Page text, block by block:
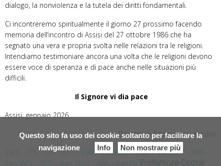
Questo sito fa uso dei cookie soltanto per facilitare la
navigazione
Info Non mostrare più
dialogo, la nonviolenza e la tutela dei diritti fondamentali.
Ci incontreremo spiritualmente il giorno 27 prossimo facendo
memoria dell’incontro di Assisi del 27 ottobre 1986 che ha
segnato una vera e propria svolta nelle relazioni tra le religioni.
Intendiamo testimoniare ancora una volta che le religioni devono
essere voce di speranza e di pace anche nelle situazioni più
difficili.
Il Signore vi dia pace
Assisi, gennaio 2026
+ Domenico Sorrentino, vescovo
2601 – ITA – Iran2601 – EBR – Iran 2601 – ENG – Iran2601 – FRA –
2601 – ARA – Iran 2601 – ESP – Iran 2601 –
Preferenze Cookie